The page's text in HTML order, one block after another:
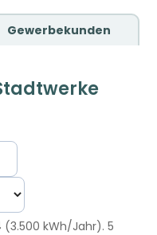
Gewerbekunden
(3.500 kWh/Jahr). 5